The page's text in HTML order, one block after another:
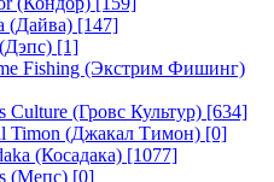
(Дайва) [147]
[1]
Fishing (Экстрим Фишинг)
Culture (Гровс Культур) [634]
Timon (Джакал Тимон) [0]
(Косадака) [1077]
(Мепс) [0]